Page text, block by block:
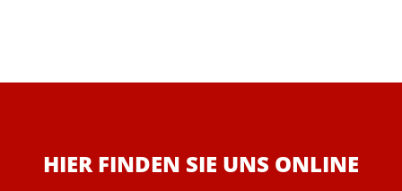
HIER FINDEN SIE UNS ONLINE